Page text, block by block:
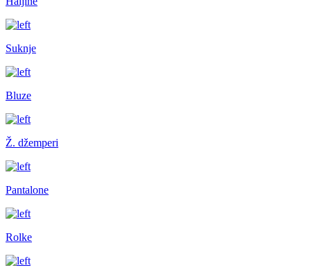
Suknje
Bluze
Ž. džemperi
Pantalone
Rolke